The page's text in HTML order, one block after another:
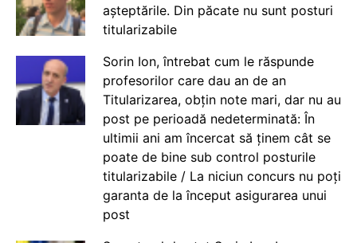
așteptările. Din păcate nu sunt posturi
titularizabile
Sorin Ion, întrebat cum le răspunde
profesorilor care dau an de an
Titularizarea, obțin note mari, dar nu au
post pe perioadă nedeterminată: În
ultimii ani am încercat să ținem cât se
poate de bine sub control posturile
titularizabile / La niciun concurs nu poți
garanta de la început asigurarea unui
post